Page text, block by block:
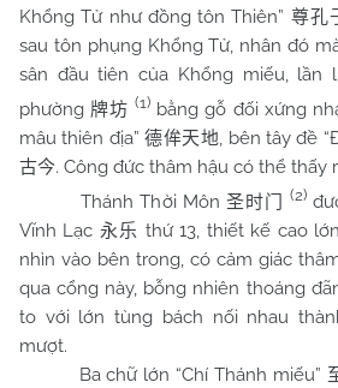
Khổng Tử như đồng tôn Thiên” 尊孔
sau tôn phụng Khổng Tử, nhân đó
sân đầu tiên của Khổng miếu, lần
phường 牌坊 (1) bằng gỗ đối xứng
mâu thiên địa”德侔天地, bên tây đề
古今. Công đức thâm hậu có thể thấy
Thánh Thời Môn 圣时门 (2)
Vĩnh Lạc 永乐 thứ 13, thiết kế cao
nhìn vào bên trong, có cảm giác
qua cổng này, bỗng nhiên thoáng
to với lớn tùng bách nối nhau
mượt.
Ba chữ lớn “Chí Thánh miếu”